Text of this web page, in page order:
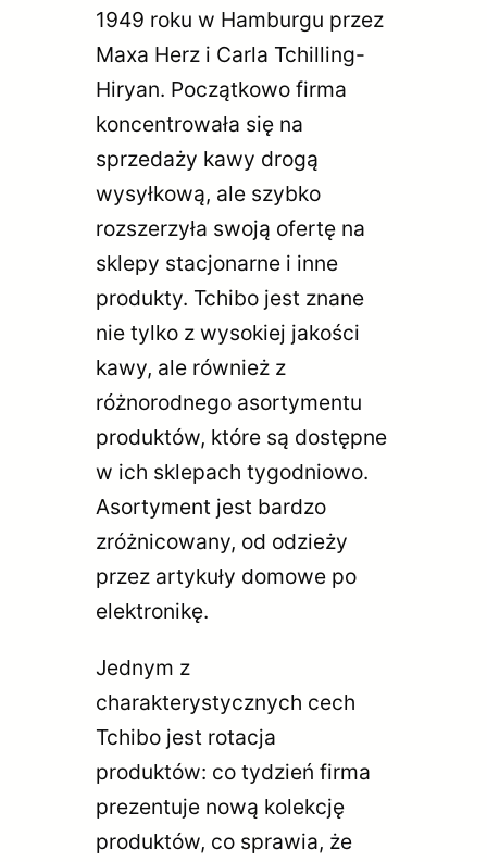
1949 roku w Hamburgu przez
Maxa Herz i Carla Tchilling-
Hiryan. Początkowo firma
koncentrowała się na
sprzedaży kawy drogą
wysyłkową, ale szybko
rozszerzyła swoją ofertę na
sklepy stacjonarne i inne
produkty. Tchibo jest znane
nie tylko z wysokiej jakości
kawy, ale również z
różnorodnego asortymentu
produktów, które są dostępne
w ich sklepach tygodniowo.
Asortyment jest bardzo
zróżnicowany, od odzieży
przez artykuły domowe po
elektronikę.
Jednym z
charakterystycznych cech
Tchibo jest rotacja
produktów: co tydzień firma
prezentuje nową kolekcję
produktów, co sprawia, że